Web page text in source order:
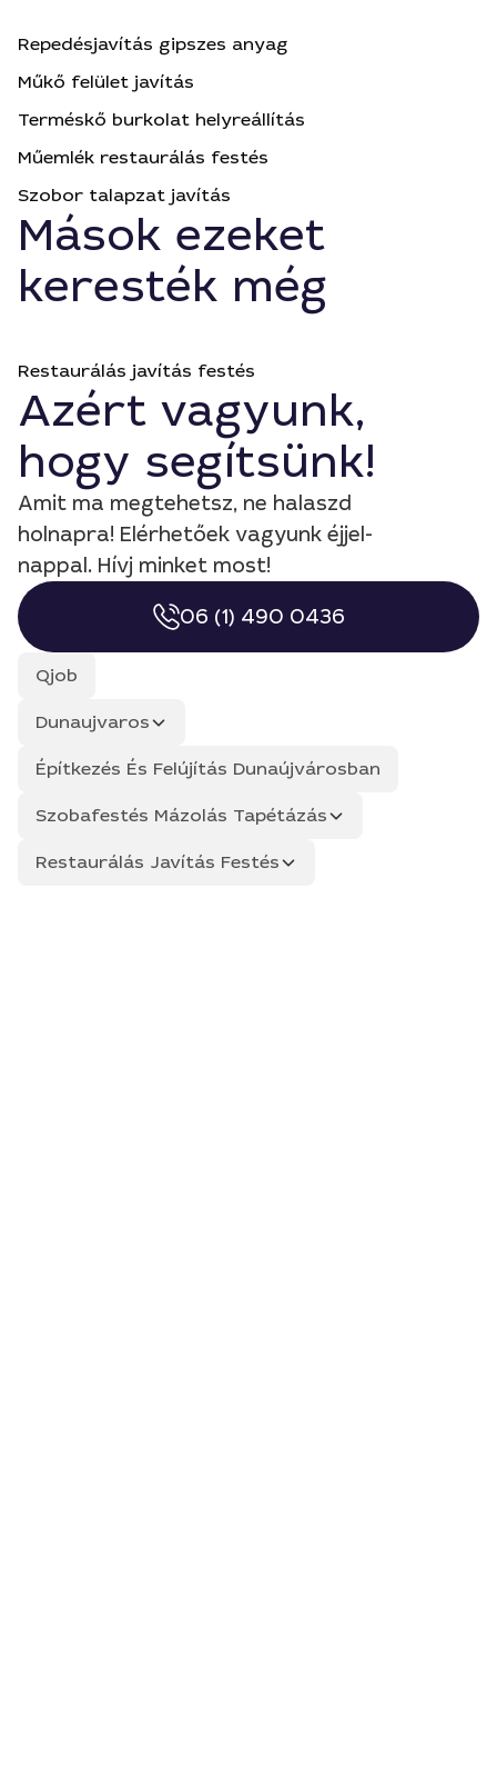
Repedésjavítás gipszes anyag
Műkő felület javítás
Terméskő burkolat helyreállítás
Műemlék restaurálás festés
Szobor talapzat javítás
Mások ezeket
keresték még
Restaurálás javítás festés
Azért vagyunk,
hogy segítsünk!
Amit ma megtehetsz, ne halaszd
holnapra! Elérhetőek vagyunk éjjel-
nappal. Hívj minket most!
06 (1) 490 0436
Qjob
Dunaujvaros
Építkezés És Felújítás Dunaújvárosban
Szobafestés Mázolás Tapétázás
Restaurálás Javítás Festés